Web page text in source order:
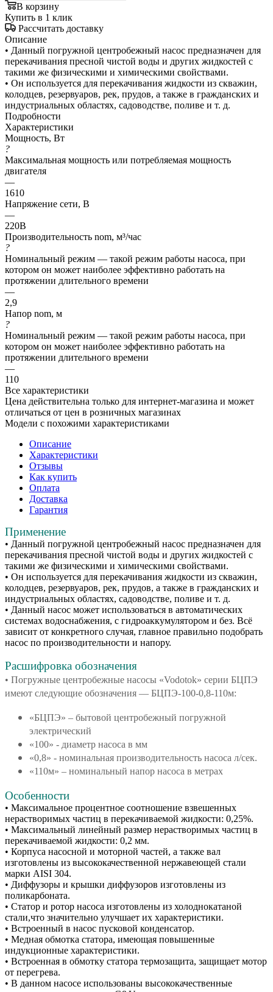
В корзину
Купить в 1 клик
Рассчитать доставку
Описание
• Данный погружной центробежный насос предназначен для
перекачивания пресной чистой воды и других жидкостей с
такими же физическими и химическими свойствами.
• Он используется для перекачивания жидкости из скважин,
колодцев, резервуаров, рек, прудов, а также в гражданских и
индустриальных областях, садоводстве, поливе и т. д.
Подробности
Характеристики
Мощность, Вт
?
Максимальная мощность или потребляемая мощность
двигателя
—
1610
Напряжение сети, В
—
220В
Производительность nom, м³/час
?
Номинальный режим — такой режим работы насоса, при
котором он может наиболее эффективно работать на
протяжении длительного времени
—
2,9
Напор nom, м
?
Номинальный режим — такой режим работы насоса, при
котором он может наиболее эффективно работать на
протяжении длительного времени
—
110
Все характеристики
Цена действительна только для интернет-магазина и может
отличаться от цен в розничных магазинах
Модели с похожими характеристиками
Описание
Характеристики
Отзывы
Как купить
Оплата
Доставка
Гарантия
Применение
• Данный погружной центробежный насос предназначен для
перекачивания пресной чистой воды и других жидкостей с
такими же физическими и химическими свойствами.
• Он используется для перекачивания жидкости из скважин,
колодцев, резервуаров, рек, прудов, а также в гражданских и
индустриальных областях, садоводстве, поливе и т. д.
• Данный насос может использоваться в автоматических
системах водоснабжения, с гидроаккумулятором и без. Всё
зависит от конкретного случая, главное правильно подобрать
насос по производительности и напору.
Расшифровка обозначения
• Погружные центробежные насосы «Vodotok» серии БЦПЭ
имеют следующие обозначения — БЦПЭ-100-0,8-110м:
«БЦПЭ» – бытовой центробежный погружной
электрический
«100» - диаметр насоса в мм
«0,8» - номинальная производительность насоса л/сек.
«110м» – номинальный напор насоса в метрах
Особенности
• Максимальное процентное соотношение взвешенных
нерастворимых частиц в перекачиваемой жидкости: 0,25%.
• Максимальный линейный размер нерастворимых частиц в
перекачиваемой жидкости: 0,2 мм.
• Корпуса насосной и моторной частей, а также вал
изготовлены из высококачественной нержавеющей стали
марки AISI 304.
• Диффузоры и крышки диффузоров изготовлены из
поликарбоната.
• Статор и ротор насоса изготовлены из холоднокатаной
стали,что значительно улучшает их характеристики.
• Встроенный в насос пусковой конденсатор.
• Медная обмотка статора, имеющая повышенные
индукционные характеристики.
• Встроенная в обмотку статора термозащита, защищает мотор
от перегрева.
• В данном насосе использованы высококачественные